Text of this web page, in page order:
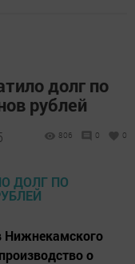
долг по
рублей
806 0 0
Нижнекамского
о